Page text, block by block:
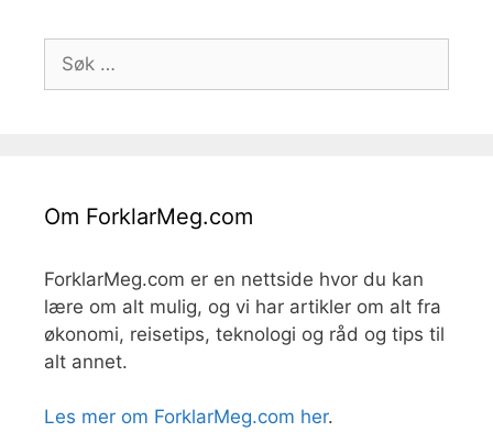
etter:
Om ForklarMeg.com
ForklarMeg.com er en nettside hvor du kan
lære om alt mulig, og vi har artikler om alt fra
økonomi, reisetips, teknologi og råd og tips til
alt annet.
Les mer om ForklarMeg.com her.